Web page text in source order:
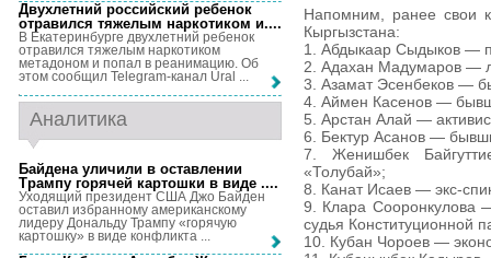
Напомним, ранее свои
Кыргызстана:
1. Абдыкаар Сыдыков —
2. Адахан Мадумаров —
3. Азамат Эсенбеков —
4. Аймен Касенов —
5. Арстан Алай —
6. Бектур Асанов —
7. Женишбек
«Толубай»;
8. Канат Исаев — экс-
9. Клара Сооронкулова
судья Конституционной
10. Кубан Чороев —
Двухлетний российский ребенок
отравился тяжелым наркотиком и....
В Екатеринбурге двухлетний ребенок
отравился тяжелым наркотиком
метадоном и попал в реанимацию. Об
этом сообщил Telegram-канал Ural ...
Аналитика
Байдена уличили в оставлении
Трампу горячей картошки в виде ....
Уходящий президент США Джо Байден
оставил избранному американскому
лидеру Дональду Трампу «горячую
картошку» в виде конфликта ...